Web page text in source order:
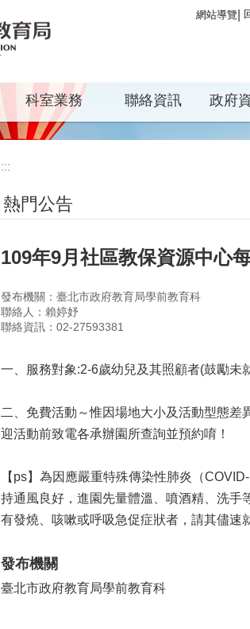
網站導覽
科室業務 聯絡資訊 政府
:::
熱門公告
109年9月社區教保資源中心
發布機關：臺北市政府教育局學前教育科
聯絡人：賴婷妤
聯絡資訊：02-27593381
一、服務對象:2-6歲幼兒及其照顧者(鼓勵未
二、免費活動～惟因場地大小及活動型態差
迎活動前致電各承辦園所查詢並預約唷！
【ps】為因應嚴重特殊傳染性肺炎（
持通風良好，進園先量體溫、噴酒精、洗手
有發燒、咳嗽或呼吸急促症狀者，請其儘速
發布機關
臺北市政府教育局學前教育科